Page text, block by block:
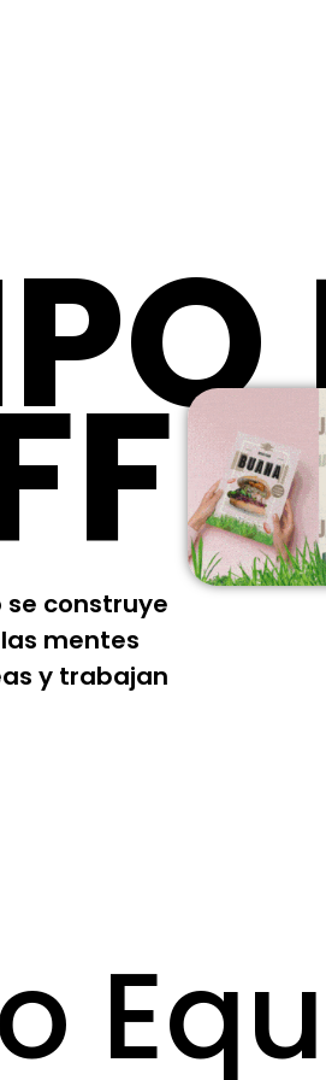
se construye
mentes
y trabajan